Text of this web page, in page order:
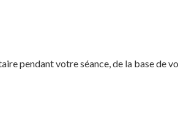
pendant votre séance, de la base de